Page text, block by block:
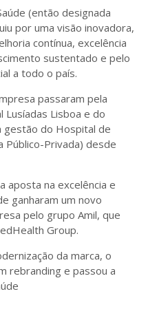
(então designada
por uma visão inovadora,
contínua, excelência
sustentado e pelo
a todo o país.
passaram pela
Lisboa e do
gestão do Hospital de
Público-Privada) desde
aposta na excelência e
ganharam um novo
pelo grupo Amil, que
Group.
da marca, o
rebranding e passou a